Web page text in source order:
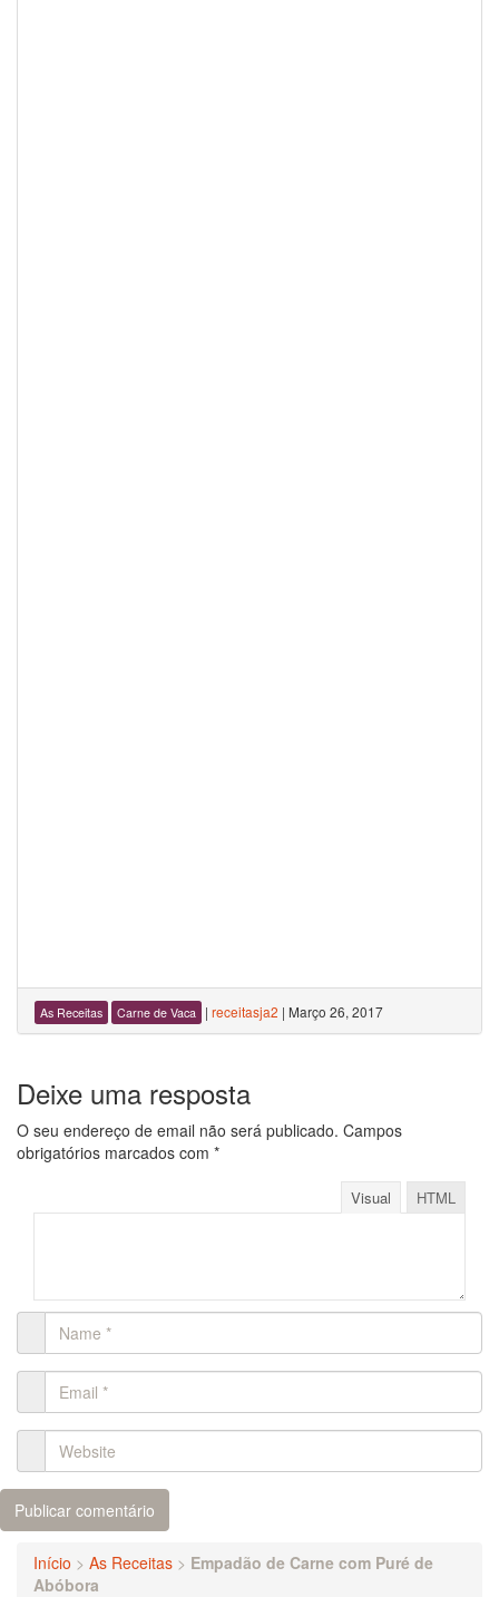
As Receitas Carne de Vaca | receitasja2 | Março 26, 2017
Deixe uma resposta
O seu endereço de email não será publicado. Campos
obrigatórios marcados com *
Visual HTML
Início > As Receitas > Empadão de Carne com Puré de
Abóbora